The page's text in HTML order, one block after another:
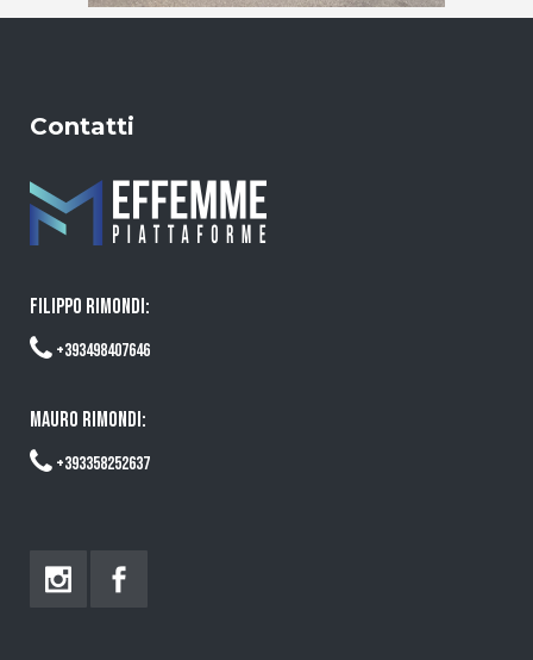
Contatti
FILIPPO RIMONDI:
+393498407646
MAURO RIMONDI:
+393358252637